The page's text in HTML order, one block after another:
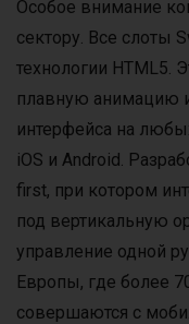
Особое внимание
сектору. Все слоты
технологии HTML5.
плавную анимацию
интерфейса на
iOS и Android.
first, при котором
под вертикальную
управление одной
Европы, где более
совершаются с